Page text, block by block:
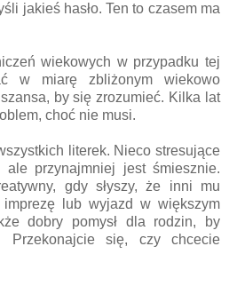
jakieś hasło. Ten to czasem ma
wiekowych w przypadku tej
w miarę zbliżonym wiekowo
by się zrozumieć. Kilka lat
choć nie musi.
literek. Nieco stresujące
przynajmniej jest śmiesznie.
gdy słyszy, że inni mu
lub wyjazd w większym
dobry pomysł dla rodzin, by
Przekonajcie się, czy chcecie